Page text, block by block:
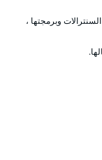
السنترالات وبرمجتها ،